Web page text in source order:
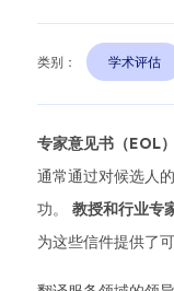
类别： 学术评估
专家意见书（EOL）
通常通过对候选人
功。 教授和行业专
为这些信件提供了可